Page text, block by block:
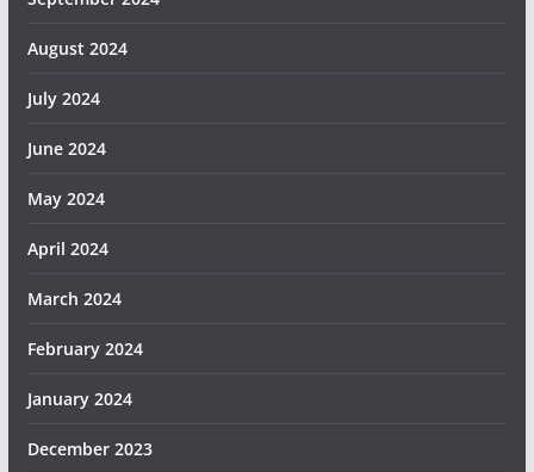
August 2024
July 2024
June 2024
May 2024
April 2024
March 2024
February 2024
January 2024
December 2023